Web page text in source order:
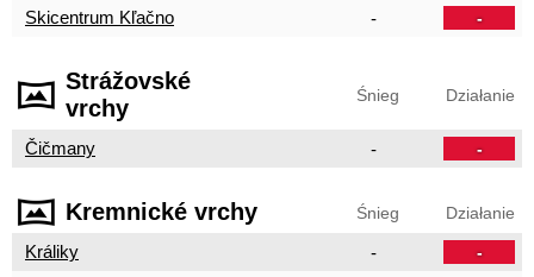
Skicentrum Kľačno - -
Strážovské
vrchy
Śnieg Działanie
Čičmany - -
Kremnické vrchy Śnieg Działanie
Králiky - -